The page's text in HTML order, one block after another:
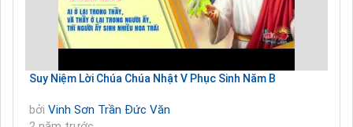
Suy Niệm Lời Chúa Chúa Nhật V Phục Sinh Năm B
bởi Vinh Sơn Trần Đức Văn